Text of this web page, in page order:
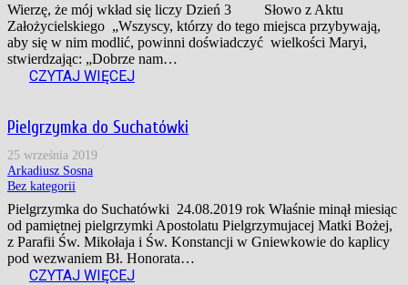
Wierzę, że mój wkład się liczy Dzień 3 Słowo z Aktu
Założycielskiego „Wszyscy, którzy do tego miejsca przybywają,
aby się w nim modlić, powinni doświadczyć wielkości Maryi,
stwierdzając: „Dobrze nam…
CZYTAJ WIĘCEJ
Pielgrzymka do Suchatówki
25 września 2019
Arkadiusz Sosna
Bez kategorii
Pielgrzymka do Suchatówki 24.08.2019 rok Właśnie minął miesiąc
od pamiętnej pielgrzymki Apostolatu Pielgrzymujacej Matki Bożej,
z Parafii Św. Mikołaja i Św. Konstancji w Gniewkowie do kaplicy
pod wezwaniem Bł. Honorata…
CZYTAJ WIĘCEJ